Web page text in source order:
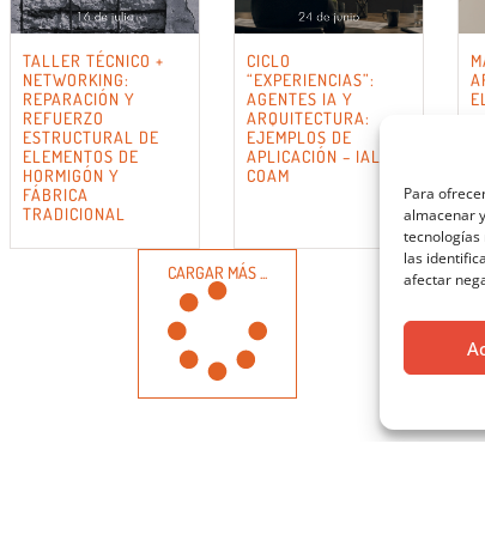
Para
almacenar
tecnologías
las
afectar
TALLER TÉCNICO +
NETWORKING:
REPARACIÓN Y
REFUERZO
ESTRUCTURAL DE
ELEMENTOS DE
HORMIGÓN Y
FÁBRICA
TRADICIONAL
CICLO
“EXPERIENCIAS”:
AGENTES IA Y
ARQUITECTURA:
EJEMPLOS DE
APLICACIÓN – IALAB
COAM
CARGAR MÁS ...